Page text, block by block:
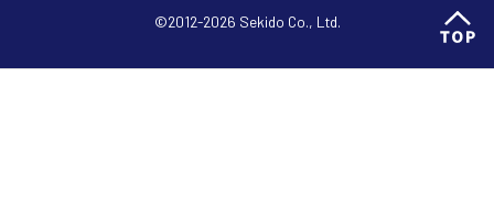
©2012-2026 Sekido Co., Ltd.